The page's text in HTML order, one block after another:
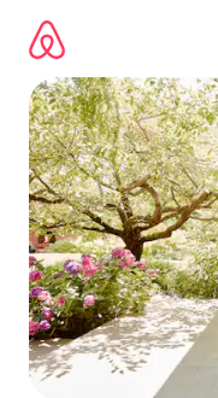
kwenda
kwenye
maudhui